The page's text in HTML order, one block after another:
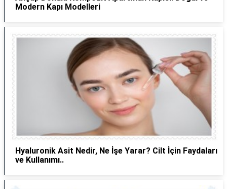
Modern Kapı Modelleri
Hyaluronik Asit Nedir, Ne İşe Yarar? Cilt İçin Faydaları
ve Kullanımı..